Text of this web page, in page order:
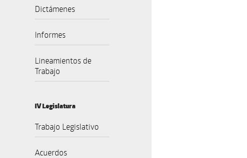
Dictámenes
Informes
Lineamientos de
Trabajo
IV Legislatura
Trabajo Legislativo
Acuerdos